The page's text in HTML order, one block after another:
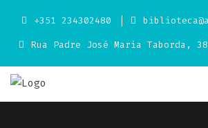
content
+351 234302480
Rua Padre José Maria Taborda,